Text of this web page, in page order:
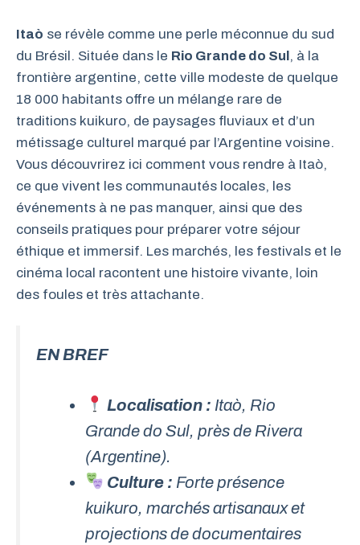
Itaò se révèle comme une perle méconnue du sud
du Brésil. Située dans le Rio Grande do Sul, à la
frontière argentine, cette ville modeste de quelque
18 000 habitants offre un mélange rare de
traditions kuikuro, de paysages fluviaux et d’un
métissage culturel marqué par l’Argentine voisine.
Vous découvrirez ici comment vous rendre à Itaò,
ce que vivent les communautés locales, les
événements à ne pas manquer, ainsi que des
conseils pratiques pour préparer votre séjour
éthique et immersif. Les marchés, les festivals et le
cinéma local racontent une histoire vivante, loin
des foules et très attachante.
EN BREF
Localisation : Itaò, Rio
Grande do Sul, près de Rivera
(Argentine).
Culture : Forte présence
kuikuro, marchés artisanaux et
projections de documentaires